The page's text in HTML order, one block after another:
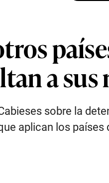
a sus
sobre la
aplican los